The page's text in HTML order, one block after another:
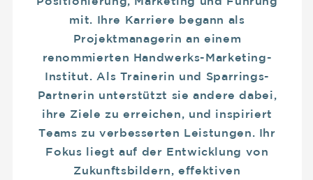
mit. Ihre Karriere begann als
Projektmanagerin an einem
renommierten Handwerks-Marketing-
Institut. Als Trainerin und Sparrings-
Partnerin unterstützt sie andere dabei,
ihre Ziele zu erreichen, und inspiriert
Teams zu verbesserten Leistungen. Ihr
Fokus liegt auf der Entwicklung von
Zukunftsbildern, effektiven